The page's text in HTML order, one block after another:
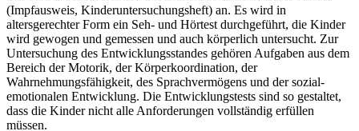
(Impfausweis, Kinderuntersuchungsheft) an. Es wird in
altersgerechter Form ein Seh- und Hörtest durchgeführt, die Kinder
wird gewogen und gemessen und auch körperlich untersucht. Zur
Untersuchung des Entwicklungsstandes gehören Aufgaben aus dem
Bereich der Motorik, der Körperkoordination, der
Wahrnehmungsfähigkeit, des Sprachvermögens und der sozial-
emotionalen Entwicklung. Die Entwicklungstests sind so gestaltet,
dass die Kinder nicht alle Anforderungen vollständig erfüllen
müssen.